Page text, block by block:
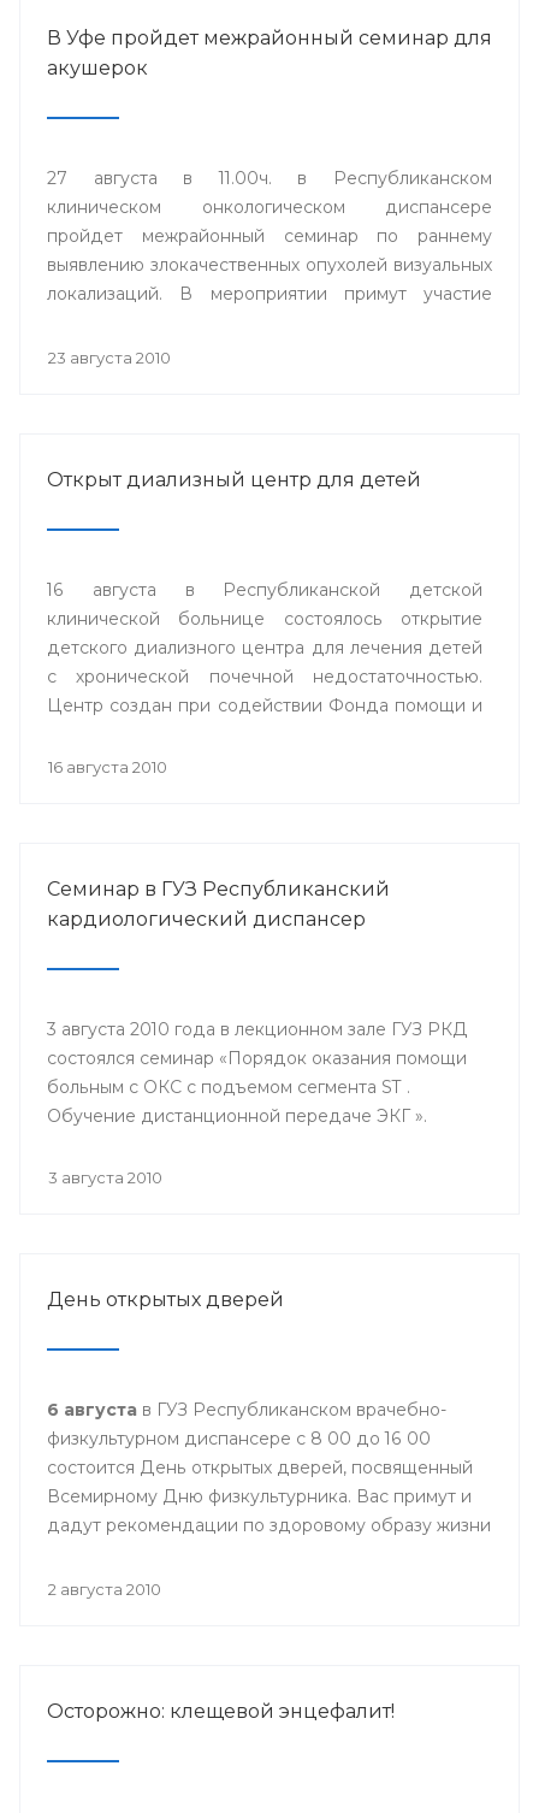
В Уфе пройдет межрайонный семинар для
акушерок
27 августа в 11.00ч. в Республиканском
клиническом онкологическом диспансере
пройдет межрайонный семинар по раннему
выявлению злокачественных опухолей визуальных
локализаций. В мероприятии примут участие
смотровых кабинетов лечебно-профилактических
23 августа 2010
Открыт диализный центр для детей
16 августа в Республиканской детской
клинической больнице состоялось открытие
детского диализного центра для лечения детей
с хронической почечной недостаточностью.
Центр создан при содействии Фонда помощи и
непосредственном участии партии «Единая
16 августа 2010
Семинар в ГУЗ Республиканский
кардиологический диспансер
3 августа 2010 года в лекционном зале ГУЗ РКД
состоялся семинар «Порядок оказания помощи
больным с ОКС с подъемом сегмента ST .
Обучение дистанционной передаче ЭКГ ».
3 августа 2010
День открытых дверей
6 августа в ГУЗ Республиканском врачебно-
физкультурном диспансере с 8 00 до 16 00
состоится День открытых дверей, посвященный
Всемирному Дню физкультурника. Вас примут и
дадут рекомендации по здоровому образу жизни
физкультуре, терапевт Центра здоровья.
2 августа 2010
Осторожно: клещевой энцефалит!